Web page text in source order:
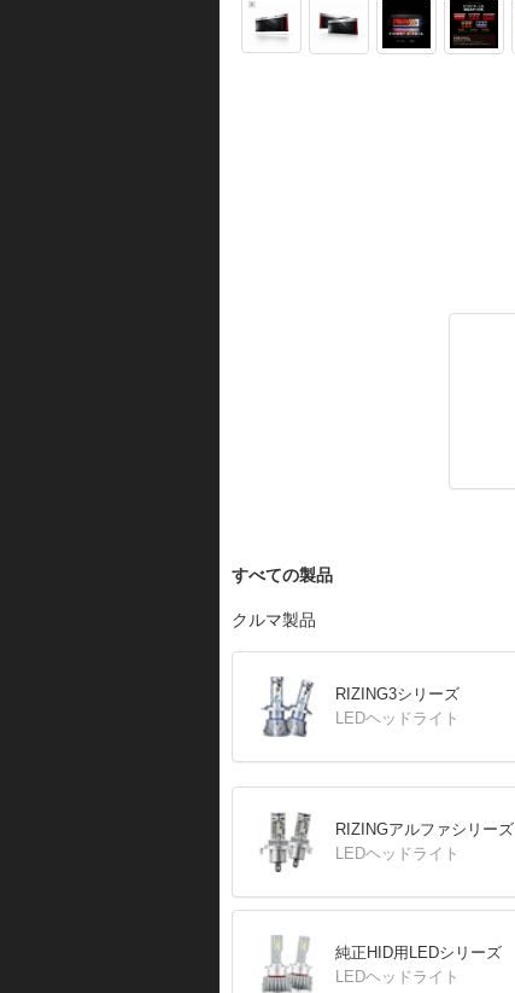
すべての製品
クルマ製品
RIZING3シリーズ
LEDヘッドライト
RIZINGアルファシリーズ
LEDヘッドライト
純正HID用LEDシリーズ
LEDヘッドライト